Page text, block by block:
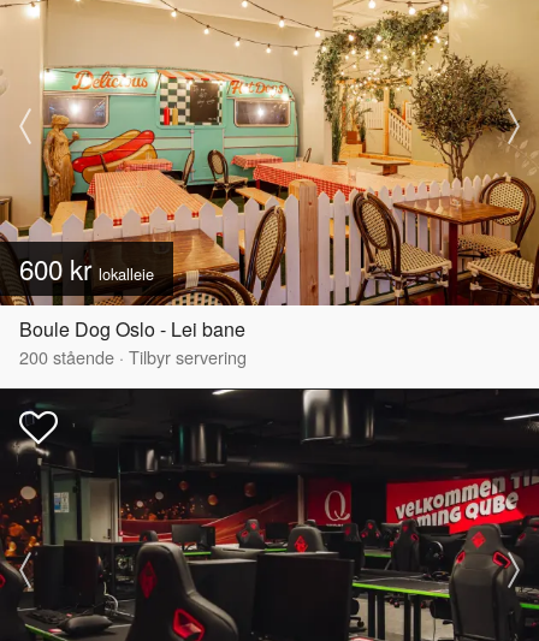
600 kr lokalleie
Boule Dog Oslo - Lei bane
200stående · Tilbyr servering